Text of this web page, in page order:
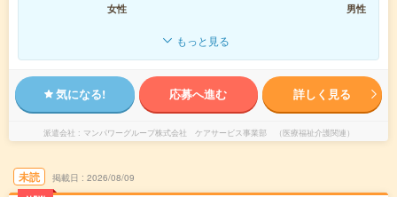
女性
男性
もっと見る
気になる! 応募へ進む 詳しく見る
派遣会社 マンパワーグループ株式会社 ケアサービス事業部 （医療福祉介護関連）
未読 掲載日 2026/08/09